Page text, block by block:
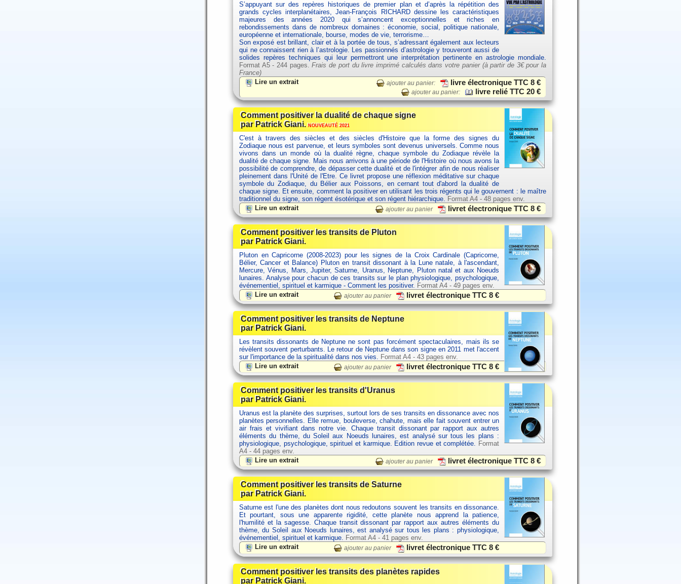
S’appuyant sur des repères historiques de premier plan et d’après la répétition des
grands cycles interplanétaires, Jean-François RICHARD dessine les caractéristiques
majeures des années 2020 qui s’annoncent exceptionnelles et riches en
rebondissements dans de nombreux domaines : économie, social, politique nationale,
européenne et internationale, bourse, modes de vie, terrorisme…
Son exposé est brillant, clair et à la portée de tous, s’adressant également aux lecteurs
qui ne connaissent rien à l’astrologie. Les passionnés d’astrologie y trouveront aussi de
solides repères techniques qui leur permettront une interprétation pertinente en astrologie mondiale.
Format A5 - 244 pages.Frais de port du livre imprimé calculés dans votre panier (à partir de 3€ pour la
France)
Lire un extrait
ajouter au panier: livre électronique TTC8 €
ajouter au panier: livre relié TTC20 €
Comment positiver la dualité de chaque signe
par Patrick Giani.NOUVEAUTÉ 2021
C'est à travers des siècles et des siècles d'Histoire que la forme des signes du
Zodiaque nous est parvenue, et leurs symboles sont devenus universels. Comme nous
vivons dans un monde où la dualité règne, chaque symbole du Zodiaque révèle la
dualité de chaque signe. Mais nous arrivons à une période de l'Histoire où nous avons la
possibilité de comprendre, de dépasser cette dualité et de l'intégrer afin de nous réaliser
pleinement dans l'Unité de l'Etre. Ce livret propose une réflexion méditative sur chaque
symbole du Zodiaque, du Bélier aux Poissons, en cernant tout d'abord la dualité de
chaque signe. Et ensuite, comment la positiver en utilisant les trois régents qui le gouvernent : le maître
traditionnel du signe, son régent ésotérique et son régent hiérarchique. Format A4 - 48 pages env.
Lire un extrait
ajouter au panier livret électronique TTC8 €
Comment positiver les transits de Pluton
par Patrick Giani.
Pluton en Capricorne (2008-2023) pour les signes de la Croix Cardinale (Capricorne,
Bélier, Cancer et Balance) Pluton en transit dissonant à la Lune natale, à l'ascendant,
Mercure, Vénus, Mars, Jupiter, Saturne, Uranus, Neptune, Pluton natal et aux Noeuds
lunaires. Analyse pour chacun de ces transits sur le plan physiologique, psychologique,
événementiel, spirituel et karmique - Comment les positiver. Format A4 - 49 pages env.
Lire un extrait
ajouter au panier livret électronique TTC8 €
Comment positiver les transits de Neptune
par Patrick Giani.
Les transits dissonants de Neptune ne sont pas forcément spectaculaires, mais ils se
révèlent souvent perturbants. Le retour de Neptune dans son signe en 2011 met l'accent
sur l'importance de la spiritualité dans nos vies. Format A4 - 43 pages env.
Lire un extrait
ajouter au panier livret électronique TTC8 €
Comment positiver les transits d'Uranus
par Patrick Giani.
Uranus est la planète des surprises, surtout lors de ses transits en dissonance avec nos
planètes personnelles. Elle remue, bouleverse, chahute, mais elle fait souvent entrer un
air frais et vivifiant dans notre vie. Chaque transit dissonant par rapport aux autres
éléments du thème, du Soleil aux Noeuds lunaires, est analysé sur tous les plans :
physiologique, psychologique, spirituel et karmique. Edition revue et complétée. Format
A4 - 44 pages env.
Lire un extrait
ajouter au panier livret électronique TTC8 €
Comment positiver les transits de Saturne
par Patrick Giani.
Saturne est l'une des planètes dont nous redoutons souvent les transits en dissonance.
Et pourtant, sous une apparente rigidité, cette planète nous apprend la patience,
l'humilité et la sagesse. Chaque transit dissonant par rapport aux autres éléments du
thème, du Soleil aux Noeuds lunaires, est analysé sur tous les plans : physiologique,
événementiel, spirituel et karmique. Format A4 - 41 pages env.
Lire un extrait
ajouter au panier livret électronique TTC8 €
Comment positiver les transits des planètes rapides
par Patrick Giani.